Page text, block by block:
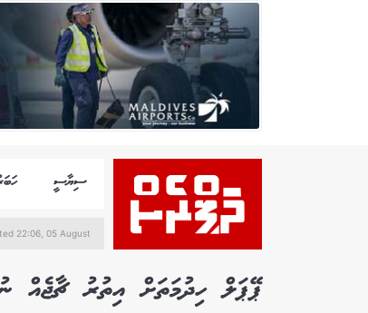
ސިޔާސީ
22:06, 05 August
ޕޭޕަލް ހިދުމަތަށް އިތުރު ޗާޖެއް